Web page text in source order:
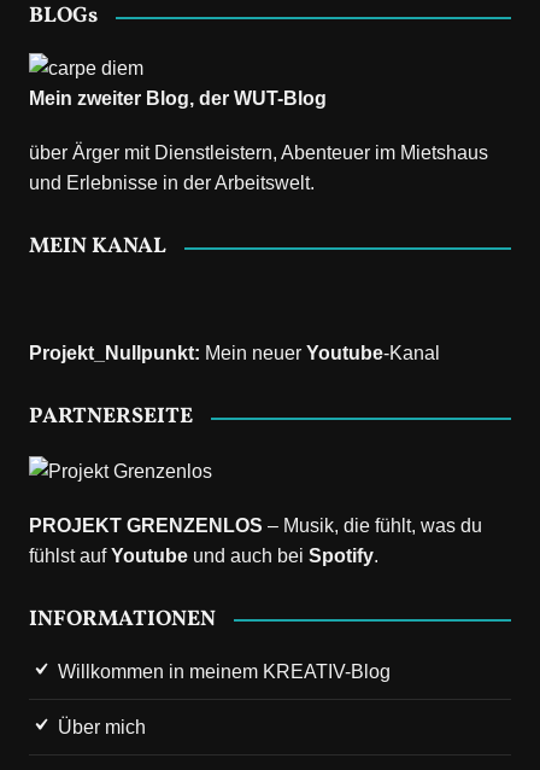
BLOGs
Mein zweiter Blog, der WUT-Blog
über Ärger mit Dienstleistern, Abenteuer im Mietshaus
und Erlebnisse in der Arbeitswelt.
MEIN KANAL
Projekt_Nullpunkt: Mein neuer Youtube-Kanal
PARTNERSEITE
PROJEKT GRENZENLOS – Musik, die fühlt, was du
fühlst aufYoutube und auch bei Spotify.
INFORMATIONEN
Willkommen in meinem KREATIV-Blog
Über mich